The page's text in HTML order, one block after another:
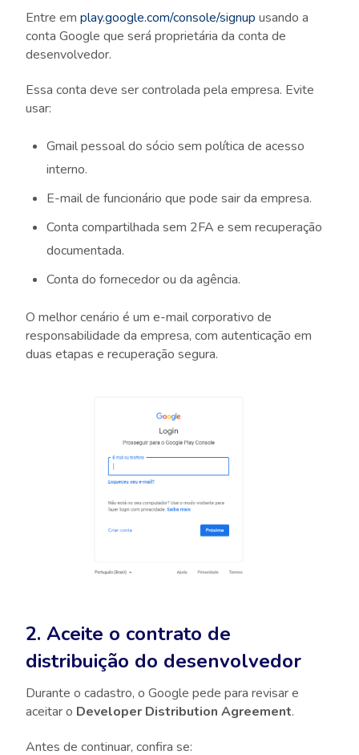
Entre em play.google.com/console/signup usando a
conta Google que será proprietária da conta de
desenvolvedor.
Essa conta deve ser controlada pela empresa. Evite
usar:
Gmail pessoal do sócio sem política de acesso
interno.
E-mail de funcionário que pode sair da empresa.
Conta compartilhada sem 2FA e sem recuperação
documentada.
Conta do fornecedor ou da agência.
O melhor cenário é um e-mail corporativo de
responsabilidade da empresa, com autenticação em
duas etapas e recuperação segura.
2. Aceite o contrato de
distribuição do desenvolvedor
Durante o cadastro, o Google pede para revisar e
aceitar o Developer Distribution Agreement.
Antes de continuar, confira se: